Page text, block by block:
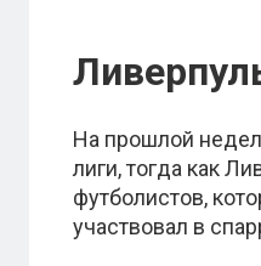
На прошлой
лиги, тогда как
футболистов,
участвовал в